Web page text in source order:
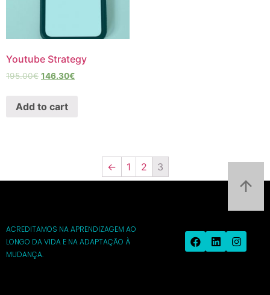
Youtube Strategy
195.00€ 146.30€
Add to cart
← 1 2 3
ACREDITAMOS NA APRENDIZAGEM AO
LONGO DA VIDA E NA ADAPTAÇÃO À
MUDANÇA.